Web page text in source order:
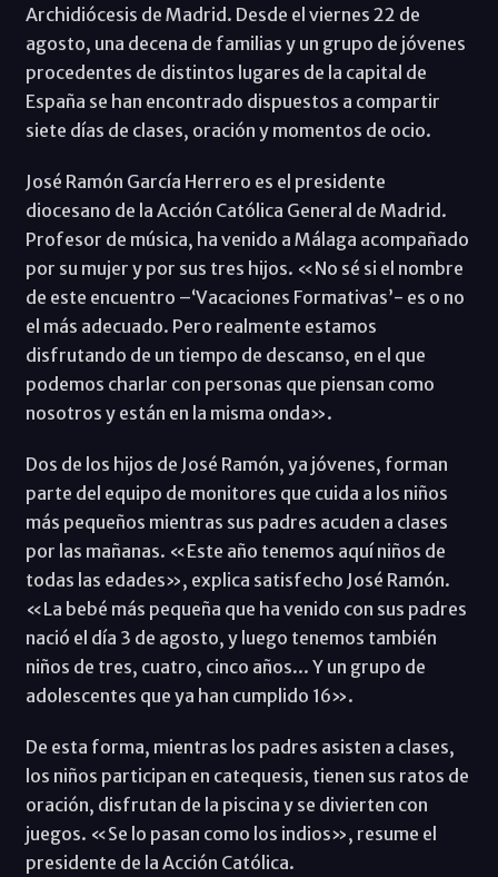
Archidiócesis de Madrid. Desde el viernes 22 de
agosto, una decena de familias y un grupo de jóvenes
procedentes de distintos lugares de la capital de
España se han encontrado dispuestos a compartir
siete días de clases, oración y momentos de ocio.
José Ramón García Herrero es el presidente
diocesano de la Acción Católica General de Madrid.
Profesor de música, ha venido a Málaga acompañado
por su mujer y por sus tres hijos. «No sé si el nombre
de este encuentro –‘Vacaciones Formativas’- es o no
el más adecuado. Pero realmente estamos
disfrutando de un tiempo de descanso, en el que
podemos charlar con personas que piensan como
nosotros y están en la misma onda».
Dos de los hijos de José Ramón, ya jóvenes, forman
parte del equipo de monitores que cuida a los niños
más pequeños mientras sus padres acuden a clases
por las mañanas. «Este año tenemos aquí niños de
todas las edades», explica satisfecho José Ramón.
«La bebé más pequeña que ha venido con sus padres
nació el día 3 de agosto, y luego tenemos también
niños de tres, cuatro, cinco años... Y un grupo de
adolescentes que ya han cumplido 16».
De esta forma, mientras los padres asisten a clases,
los niños participan en catequesis, tienen sus ratos de
oración, disfrutan de la piscina y se divierten con
juegos. «Se lo pasan como los indios», resume el
presidente de la Acción Católica.